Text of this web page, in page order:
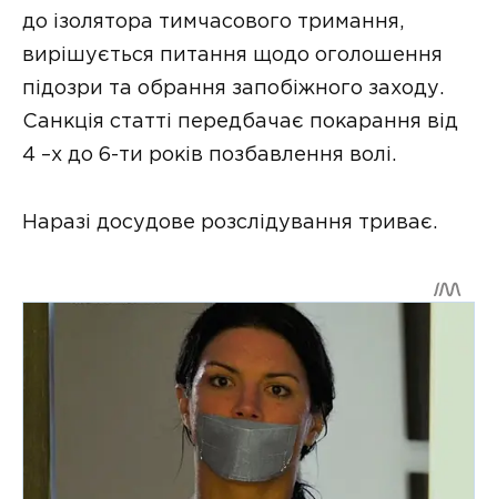
до ізолятора тимчасового тримання,
вирішується питання щодо оголошення
підозри та обрання запобіжного заходу.
Санкція статті передбачає покарання від
4 –х до 6-ти років позбавлення волі.
Наразі досудове розслідування триває.